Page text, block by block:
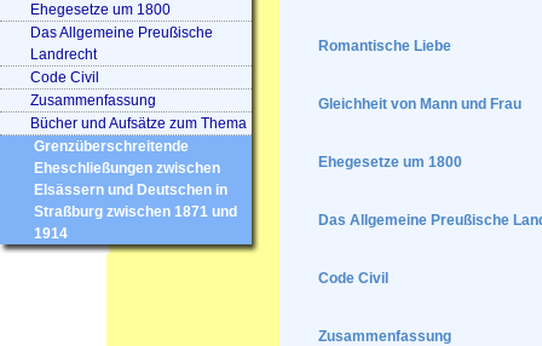
Ehegesetze um 1800
Das Allgemeine Preußische
Landrecht
Code Civil
Zusammenfassung
Bücher und Aufsätze zum Thema
Grenzüberschreitende
Eheschließungen zwischen
Elsässern und Deutschen in
Straßburg zwischen 1871 und
1914
Romantische Liebe
Gleichheit von Mann und Frau
Ehegesetze um 1800
Das Allgemeine Preußische
Code Civil
Zusammenfassung